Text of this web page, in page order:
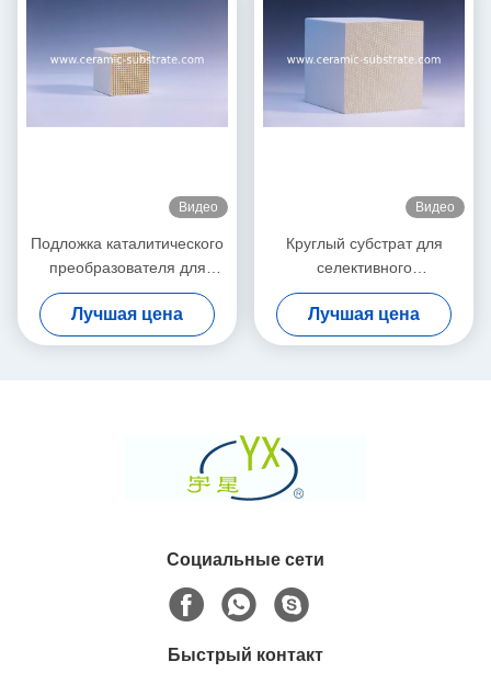
Видео
Подложка каталитического
преобразователя для
очистителя выхлопных
газов
Лучшая цена
Видео
Круглый субстрат для
селективного
каталитического редуктора
Лучшая цена
Социальные сети
Быстрый контакт